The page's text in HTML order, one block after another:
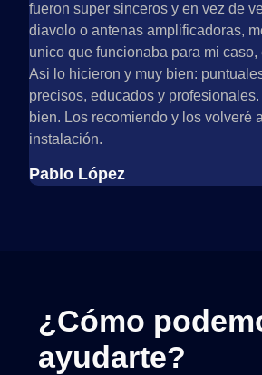
fueron super sinceros y en vez de
diavolo o antenas amplificadoras,
unico que funcionaba para mi caso,
Asi lo hicieron y muy bien:
precisos, educados y
bien. Los recomiendo y los volveré
instalación.
Pablo López
¿Cómo
ayudarte?